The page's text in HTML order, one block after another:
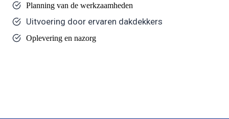
Planning van de werkzaamheden
Uitvoering door ervaren dakdekkers
Oplevering en nazorg